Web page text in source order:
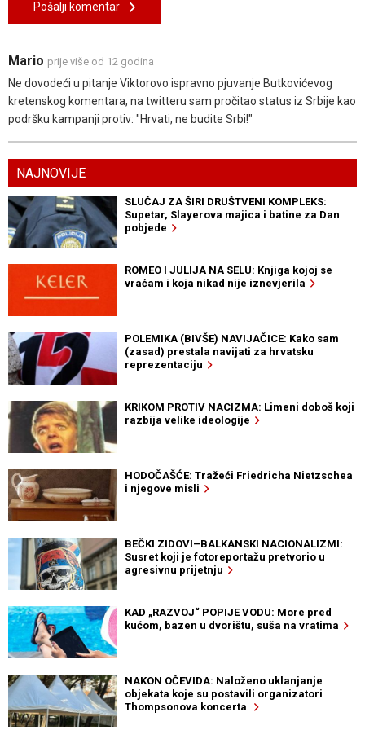
Pošalji komentar
Mario prije više od 12 godina
Ne dovodeći u pitanje Viktorovo ispravno pjuvanje Butkovićevog
kretenskog komentara, na twitteru sam pročitao status iz Srbije kao
podršku kampanji protiv: "Hrvati, ne budite Srbi!"
NAJNOVIJE
SLUČAJ ZA ŠIRI DRUŠTVENI KOMPLEKS:
Supetar, Slayerova majica i batine za Dan
pobjede
ROMEO I JULIJA NA SELU: Knjiga kojoj se
vraćam i koja nikad nije iznevjerila
POLEMIKA (BIVŠE) NAVIJAČICE: Kako sam
(zasad) prestala navijati za hrvatsku
reprezentaciju
KRIKOM PROTIV NACIZMA: Limeni doboš koji
razbija velike ideologije
HODOČAŠĆE: Tražeći Friedricha Nietzschea
i njegove misli
BEČKI ZIDOVI–BALKANSKI NACIONALIZMI:
Susret koji je fotoreportažu pretvorio u
agresivnu prijetnju
KAD „RAZVOJ“ POPIJE VODU: More pred
kućom, bazen u dvorištu, suša na vratima
NAKON OČEVIDA: Naloženo uklanjanje
objekata koje su postavili organizatori
Thompsonova koncerta